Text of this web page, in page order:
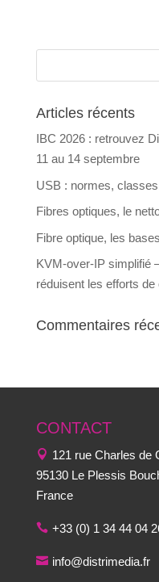
Articles récents
IBC 2026 : retrouvez
11 au 14 septembre
USB : normes,
Fibres optiques, le
Fibre optique, les bases
KVM-over-IP simplifié
réduisent les efforts de
Commentaires
CONTACT
121 rue Charles de
95130 Le Plessis
France
+33 (0) 1 34 44 04
info@distrimedia.fr